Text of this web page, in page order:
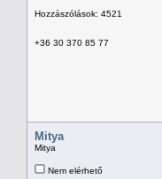
Hozzászólások: 4521
+36 30 370 85 77
Mitya
Mitya
Nem elérhető